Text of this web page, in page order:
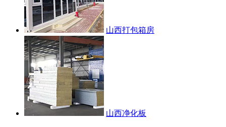
山西打包箱房
山西净化板